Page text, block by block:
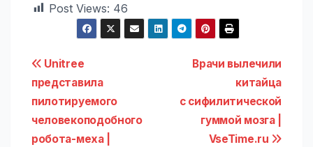
Post Views: 46
Навигация
по
записям
Врачи вылечили
китайца
с сифилитической
гуммой мозга |
VseTime.ru
Unitree
представила
пилотируемого
человекоподобного
робота-меха |